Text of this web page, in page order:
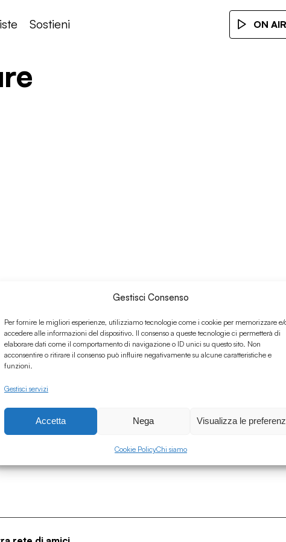
Gestisci Consenso
Per fornire le migliori esperienze, utilizziamo tecnologie come i cookie per memorizzare e/
accedere alle informazioni del dispositivo. Il consenso a queste tecnologie ci permetterà di
elaborare dati come il comportamento di navigazione o ID unici su questo sito. Non
acconsentire o ritirare il consenso può influire negativamente su alcune caratteristiche e
funzioni.
Gestisci servizi
Accetta Nega Visualizza le
Cookie PolicyChi siamo
Sostieni ON